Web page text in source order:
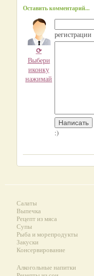
Оставить комментарий...
⟳
Выбери
иконку
нажимай
регистрации
:)
Салаты
Выпечка
Рецепт из мяса
Супы
Рыба и морепродукты
Закуски
Консервирование
Алкогольные напитки